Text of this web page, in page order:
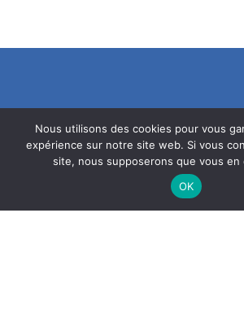
Mentions légales
Politique de
Réalisation ekole.fr
Nous utilisons des cookies pour vous
expérience sur notre site web. Si vous
site, nous supposerons que vous en
OK